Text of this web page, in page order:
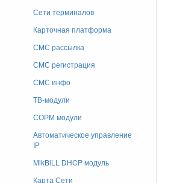
Сети терминалов
Карточная платформа
СМС рассылка
СМС регистрация
СМС инфо
ТВ-модули
СОРМ модули
Автоматическое управление
IP
MikBiLL DHCP модуль
Карта Сети